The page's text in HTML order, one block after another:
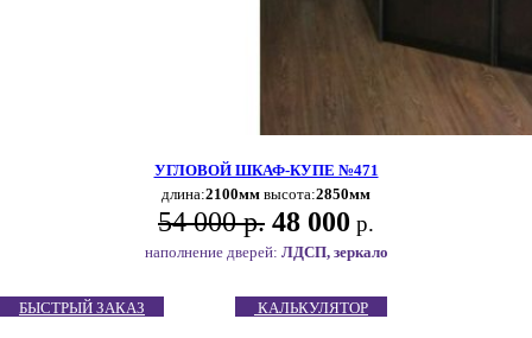
УГЛОВОЙ ШКАФ-КУПЕ №471
длина:2100мм высота:2850мм
54 000 р. 48 000 р.
наполнение дверей: ЛДСП, зеркало
БЫСТРЫЙ ЗАКАЗ КАЛЬКУЛЯТОР